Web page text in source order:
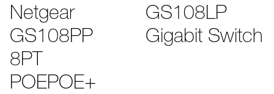
Netgear
GS108PP
8PT
POEPOE+
GS108LP
Gigabit Switch